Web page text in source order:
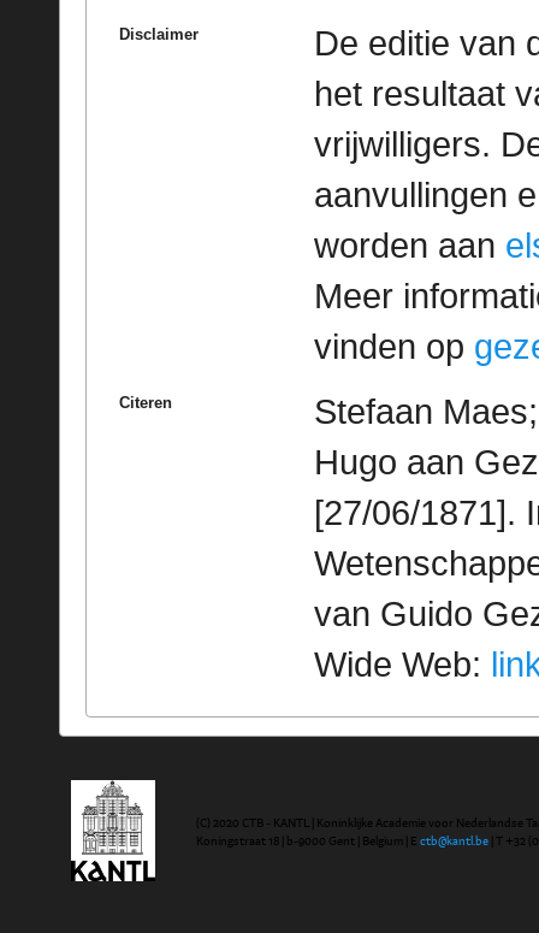
Disclaimer
De editie van
het resultaat
vrijwilligers.
aanvullingen
worden aan
Meer
vinden op
Citeren
Stefaan
Hugo aan
[27/06/1871].
van Guido
Wide Web:
(C) 2020 CTB - KANTL | Koninklijke Academie voor Nederlandse
Koningstraat 18 | b-9000 Gent | Belgium | E ctb@kantl.be | T +32